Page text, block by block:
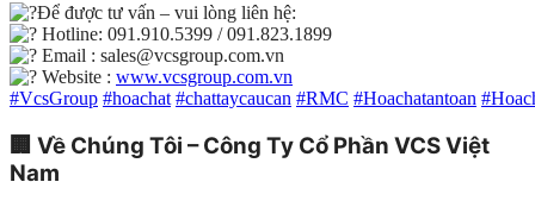
Để được tư vấn – vui lòng liên hệ:
Hotline: 091.910.5399 / 091.823.1899
Email : sales@vcsgroup.com.vn
Website : www.vcsgroup.com.vn
#VcsGroup #hoachat #chattaycaucan #RMC #Hoachatantoan
🏢 Về Chúng Tôi – Công Ty Cổ Phần VCS Việt
Nam